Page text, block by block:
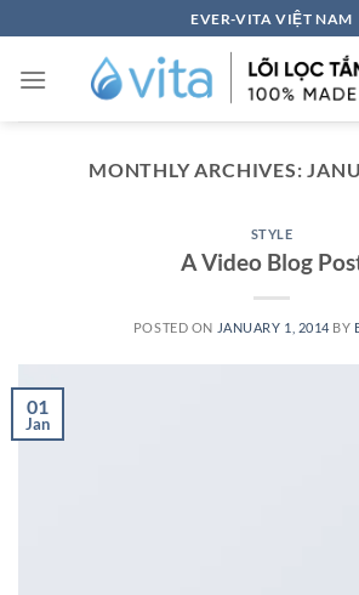
to
content
EVER-VITA VIỆT NAM
MONTHLY ARCHIVES:
STYLE
A Video Blog
POSTED ON JANUARY 1, 2014 BY
01
Jan